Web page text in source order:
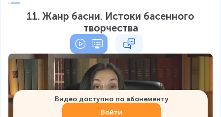
11. Жанр басни. Истоки басенного
творчества
Видео доступно по абонементу
Войти